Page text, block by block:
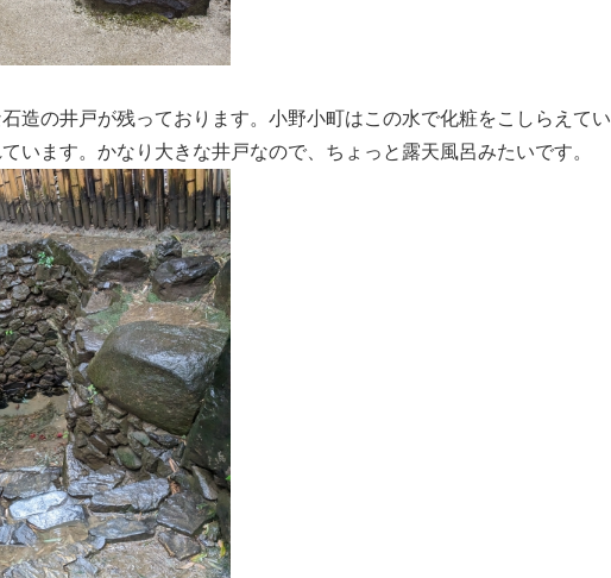
造の井戸が残っております。小野小町はこの水で化粧をこしらえてい
います。かなり大きな井戸なので、ちょっと露天風呂みたいです。